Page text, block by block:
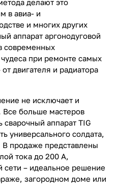
делают это
в авиа- и
и многих других
аппарат аргонодуговой
современных
при ремонте самых
двигателя и радиатора
не исключает и
больше мастеров
аппарат TIG
универсального солдата,
продаже представлены
тока до 200 А,
– идеальное решение
загородном доме или